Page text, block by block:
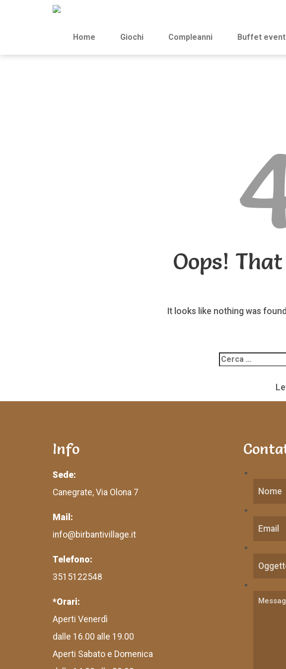
Home Giochi Compleanni Buffet
Oops!
It looks like nothing was
per:
Info
Sede:
Canegrate, Via Olona 7
Mail:
info@birbantivillage.it
Telefono:
3515122548
*Orari:
Aperti Venerdì
dalle 16.00 alle 19.00
Aperti Sabato e Domenica